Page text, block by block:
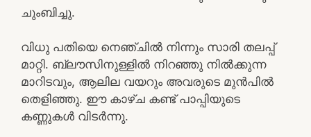
ചുംബിച്ചു.
വിധു പതിയെ നെഞ്ചിൽ നിന്നും സാരി തലപ്പ്
മാറ്റി. ബ്ലൗസിനുള്ളിൽ നിറഞ്ഞു നിൽക്കുന്ന
മാറിടവും, ആലില വയറും അവരുടെ മുൻപിൽ
തെളിഞ്ഞു. ഈ കാഴ്ച കണ്ട് പാപ്പിയുടെ
കണ്ണുകൾ വിടർന്നു.